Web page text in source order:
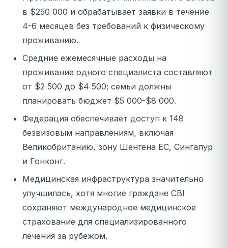
в $250 000 и обрабатывает заявки в течение
4-6 месяцев без требований к физическому
проживанию.
Средние ежемесячные расходы на
проживание одного специалиста составляют
от $2 500 до $4 500; семьи должны
планировать бюджет $5 000-$8 000.
Федерация обеспечивает доступ к 148
безвизовым направлениям, включая
Великобританию, зону Шенгена ЕС, Сингапур
и Гонконг.
Медицинская инфраструктура значительно
улучшилась, хотя многие граждане CBI
сохраняют международное медицинское
страхование для специализированного
лечения за рубежом.